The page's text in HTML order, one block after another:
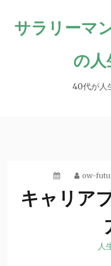
サラリーマ
の
40代が人
ow-
キャリア
人